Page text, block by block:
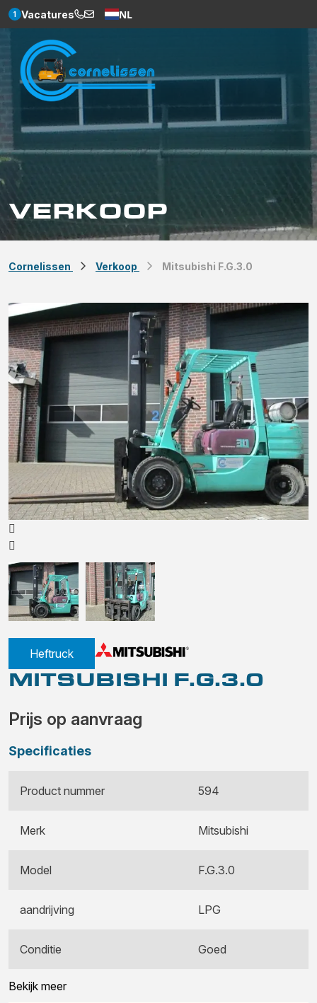
1 Vacatures NL
VERKOOP
Cornelissen Verkoop Mitsubishi F.G.3.0
Heftruck
MITSUBISHI F.G.3.0
Prijs op aanvraag
Specificaties
Product nummer 594
Merk Mitsubishi
Model F.G.3.0
aandrijving LPG
Conditie Goed
Bekijk meer